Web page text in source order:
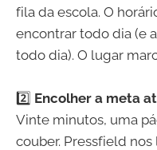
fila da escola. O
encontrar todo dia (e
todo dia). O lugar
2️⃣ Encolher a meta
Vinte minutos, uma
couber. Pressfield